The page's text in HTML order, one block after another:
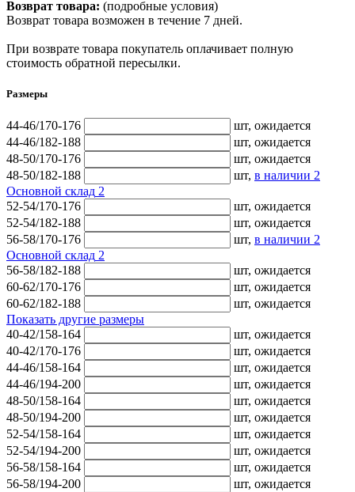
Возврат товара: (подробные условия)
Возврат товара возможен в течение 7 дней.
При возврате товара покупатель оплачивает полную
стоимость обратной пересылки.
Размеры
44-46/170-176 шт, ожидается
44-46/182-188
шт, ожидается
48-50/170-176
шт, ожидается
48-50/182-188
шт, в наличии 2
Основной склад 2
52-54/170-176
шт, ожидается
52-54/182-188
шт, ожидается
56-58/170-176
шт, в наличии 2
Основной склад 2
56-58/182-188
шт, ожидается
60-62/170-176
шт, ожидается
60-62/182-188
шт, ожидается
Показать другие размеры
40-42/158-164
шт, ожидается
40-42/170-176
шт, ожидается
44-46/158-164
шт, ожидается
44-46/194-200
шт, ожидается
48-50/158-164
шт, ожидается
48-50/194-200
шт, ожидается
52-54/158-164
шт, ожидается
52-54/194-200
шт, ожидается
56-58/158-164
шт, ожидается
56-58/194-200
шт, ожидается